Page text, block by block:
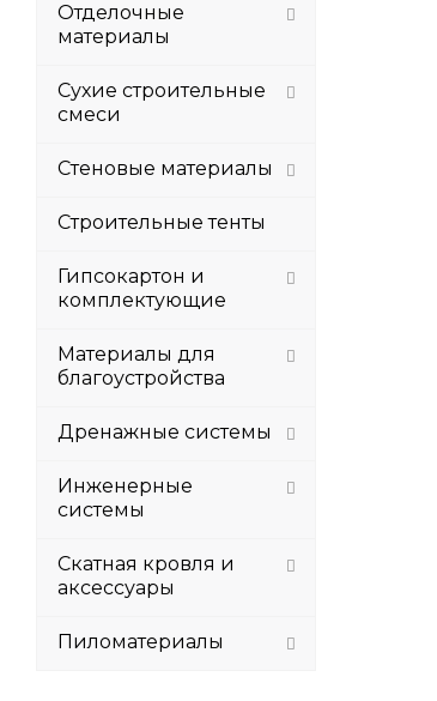
Отделочные
материалы
Сухие строительные
смеси
Стеновые материалы
Строительные тенты
Гипсокартон и
комплектующие
Материалы для
благоустройства
Дренажные системы
Инженерные
системы
Скатная кровля и
аксессуары
Пиломатериалы